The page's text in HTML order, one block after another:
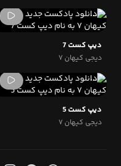
دیپ کست 7
دیجی کیهان ۷
دیپ کست 5
دیجی کیهان ۷